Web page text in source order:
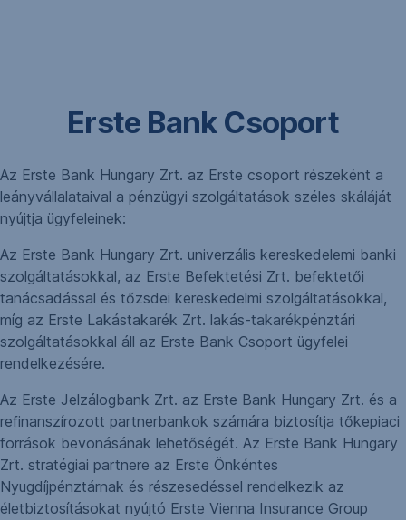
Erste Bank Csoport
Az Erste Bank Hungary Zrt. az Erste csoport részeként a
leányvállalataival a pénzügyi szolgáltatások széles skáláját
nyújtja ügyfeleinek:
Az Erste Bank Hungary Zrt. univerzális kereskedelemi banki
szolgáltatásokkal, az Erste Befektetési Zrt. befektetői
tanácsadással és tőzsdei kereskedelmi szolgáltatásokkal,
míg az Erste Lakástakarék Zrt. lakás-takarékpénztári
szolgáltatásokkal áll az Erste Bank Csoport ügyfelei
rendelkezésére.
Az Erste Jelzálogbank Zrt. az Erste Bank Hungary Zrt. és a
refinanszírozott partnerbankok számára biztosítja tőkepiaci
források bevonásának lehetőségét. Az Erste Bank Hungary
Zrt. stratégiai partnere az Erste Önkéntes
Nyugdíjpénztárnak és részesedéssel rendelkezik az
életbiztosításokat nyújtó Erste Vienna Insurance Group